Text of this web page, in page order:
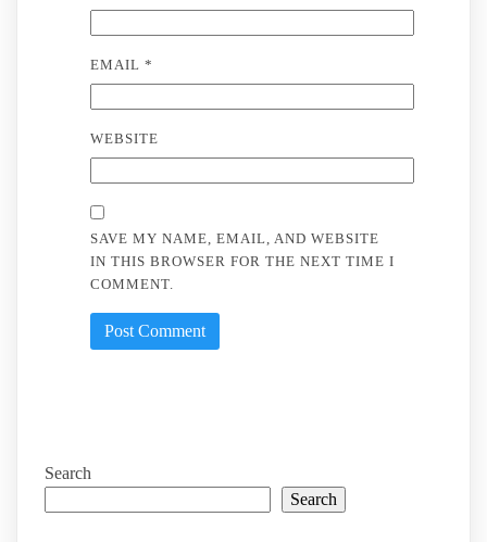
EMAIL *
WEBSITE
SAVE MY NAME, EMAIL, AND WEBSITE
IN THIS BROWSER FOR THE NEXT TIME I
COMMENT.
Search
Search